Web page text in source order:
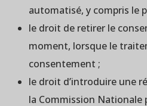
automatisé, y compris le
le droit de retirer le
moment, lorsque le
consentement ;
le droit d’introduire une
la Commission Nationale